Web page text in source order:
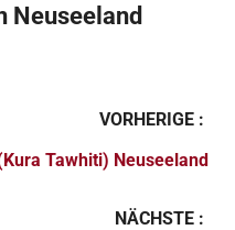
Neuseeland
VORHERIGE :
Tawhiti) Neuseeland
NÄCHSTE :